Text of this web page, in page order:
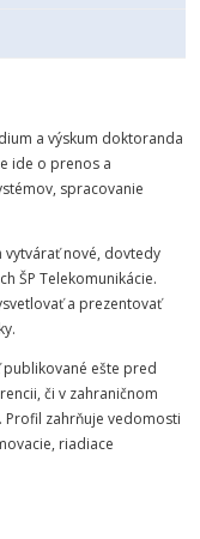
a výskum doktoranda
ide o prenos a
spracovanie
vytvárať nové, dovtedy
ŠP Telekomunikácie.
a prezentovať
ešte pred
či v zahraničnom
zahrňuje vedomosti
riadiace